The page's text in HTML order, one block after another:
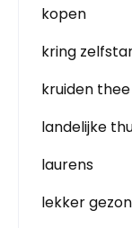
kopen
kring
kruiden thee
landelijke
laurens
lekker